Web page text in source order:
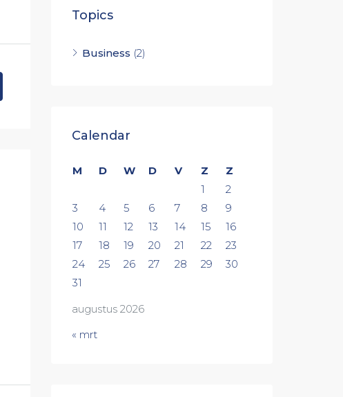
Topics
Business (2)
Calendar
augustus 2026
M D W D V Z
Z
1
2
3
4 5 6 7 8
9
10
11 12 13 14 15
16
17
18 19 20 21 22
23
24
25 26 27 28 29
30
31
« mrt